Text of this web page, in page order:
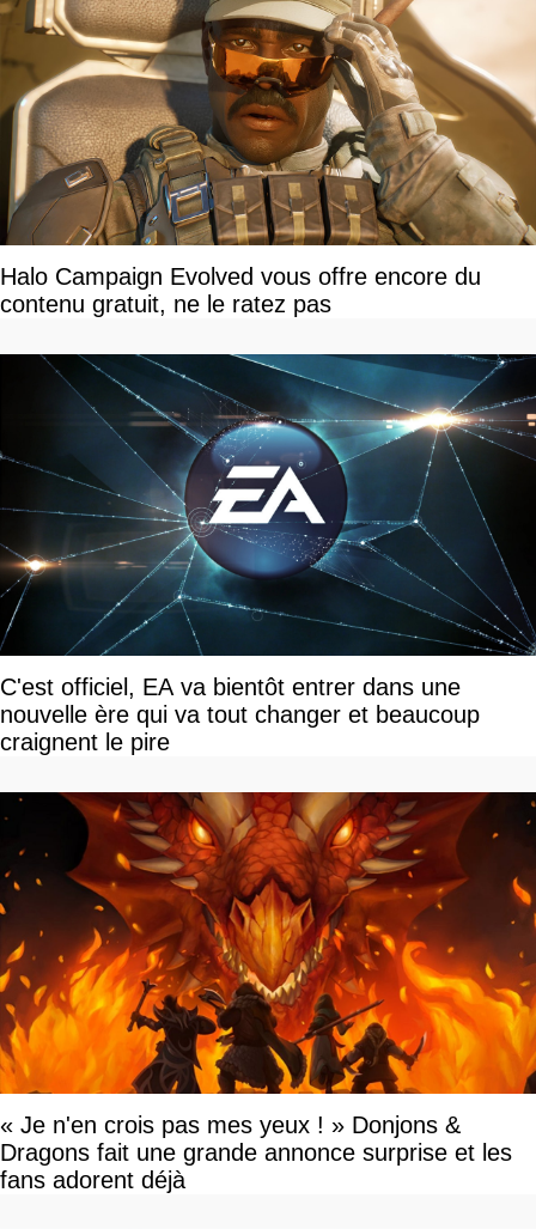
Halo Campaign Evolved vous offre encore du
contenu gratuit, ne le ratez pas
C'est officiel, EA va bientôt entrer dans une
nouvelle ère qui va tout changer et beaucoup
craignent le pire
« Je n'en crois pas mes yeux ! » Donjons &
Dragons fait une grande annonce surprise et les
fans adorent déjà